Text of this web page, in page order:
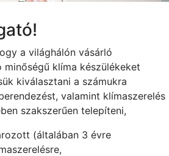
a világhálón vásárló
klíma készülékeket
kiválasztani a számukra
valamint klímaszerelés
szakszerűen telepíteni,
(általában 3 évre